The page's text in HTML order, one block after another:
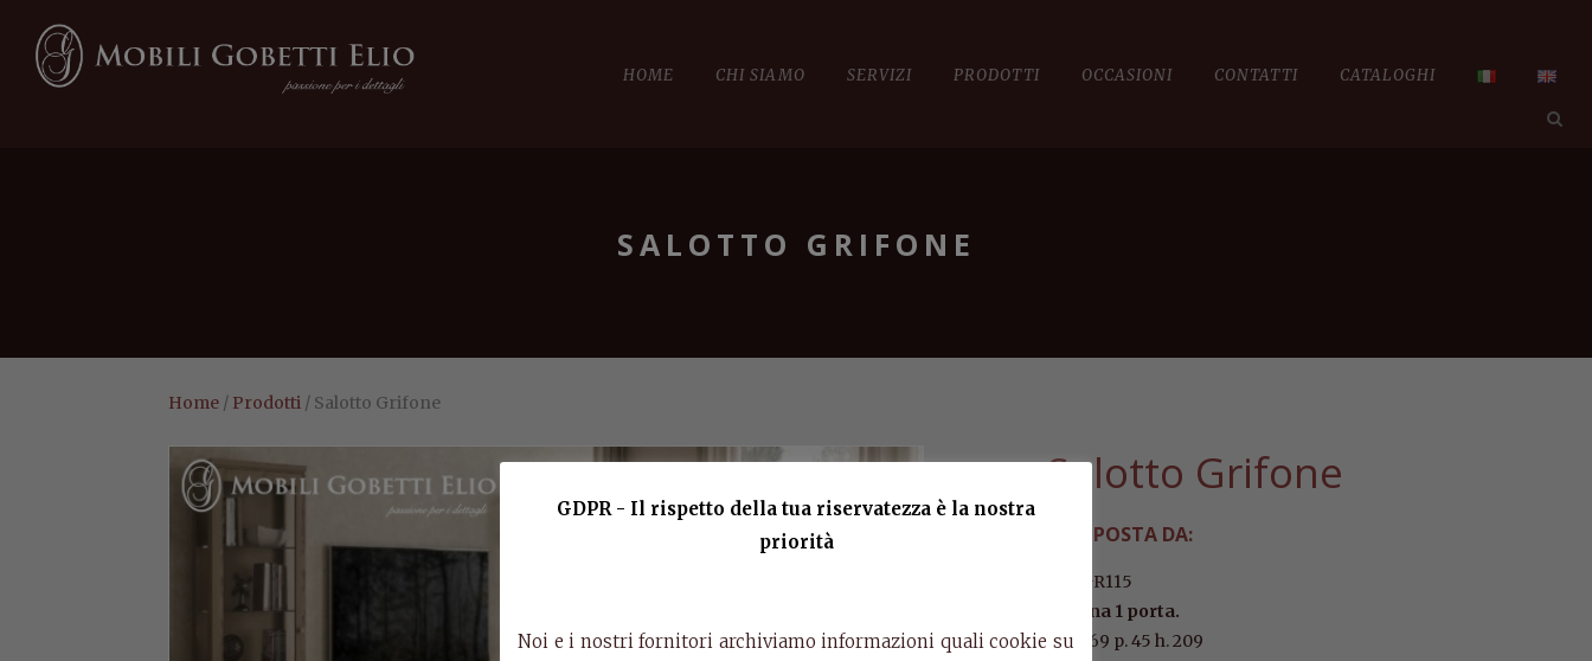
HOME CHI SIAMO SERVIZI PRODOTTI OCCASIONI CONTATTI CATALOGHI
SALOTTO GRIFONE
Home / Prodotti / Salotto Grifone
Salotto Grifone
COMPOSTA DA:
Art. GR115
Vetrina 1 porta.
cm. l.69 p. 45 h. 209
GDPR - Il rispetto della tua riservatezza è la nostra
priorità
Noi e i nostri fornitori archiviamo informazioni quali cookie su